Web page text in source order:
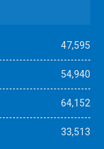
47,595
54,940
64,152
33,513